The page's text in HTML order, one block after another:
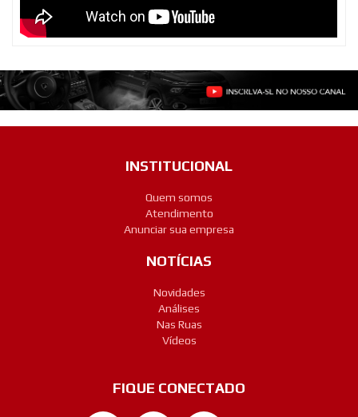
INSTITUCIONAL
Quem somos
Atendimento
Anunciar sua empresa
NOTÍCIAS
Novidades
Análises
Nas Ruas
Vídeos
FIQUE CONECTADO